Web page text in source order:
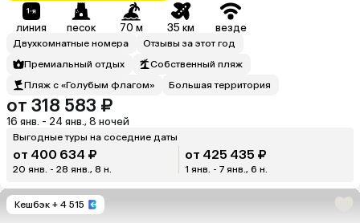
линия песок 70 м 35 км везде
Двухкомнатные номера
Отзывы за этот год
Премиальный отдых
Собственный пляж
Пляж с «Голубым флагом»
Большая территория
от 318 583 ₽
16 янв. - 24 янв., 8 ночей
Выгодные туры на соседние даты
от 400 634 ₽
20 янв. - 28 янв., 8 н.
от 425 435 ₽
1 янв. - 7 янв., 6 н.
Кешбэк + 4 515